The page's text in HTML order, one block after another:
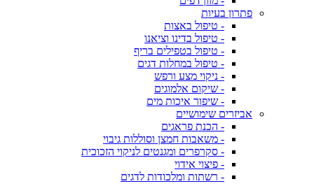
פתרון בעיות
- טיפול באצות
- טיפול בדינו וציאנו
- טיפול בטפילים בריף
- טיפול במחלות דגים
- ניקוי מצע ורפש
- שיקום אלמוגים
- שיפור איכות מים
אביזרים שימושיים
- הכנת פראגים
- משאבות חמצן וסוללות גיבוי
- סקרפרים ומגנטים לניקוי הזכוכית
- פיצוי אידוי
- רשתות ומלכודות לדגים